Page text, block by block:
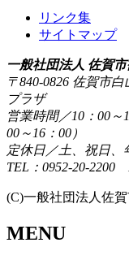
リンク集
サイトマップ
一般社団法人 佐賀
〒840-0826 佐賀市
プラザ
営業時間／10：00～
00～16：00）
定休日／土、祝日、
TEL：0952-20-2200
(C)一般社団法人佐賀
MENU